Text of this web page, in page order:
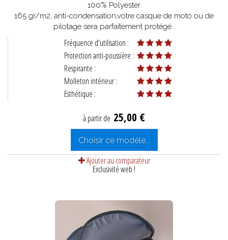
100% Polyester
165 gr/m2, anti-condensation,votre casque de moto ou de
pilotage sera parfaitement protégé .
Fréquence d'utilisation :
Protection anti-poussière :
Respirante :
Molleton intérieur :
Esthétique :
à partir de 25,00 €
Choisir ce modèle...
Ajouter au comparateur
Exclusivité web !